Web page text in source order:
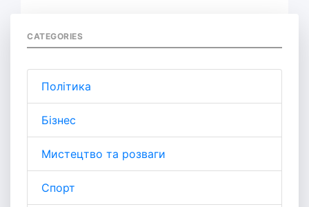
CATEGORIES
Політика
Бізнес
Мистецтво та розваги
Спорт